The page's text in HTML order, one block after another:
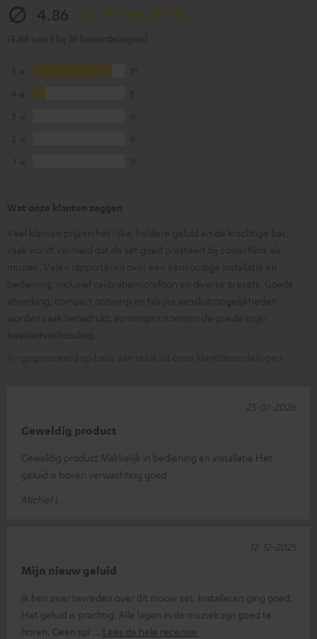
Geweldig product
Geweldig product Makkelijk in bediening en installatie Het
geluid is boven verwachting goed
Michiel L.
25-01-2026
Mijn nieuw geluid
Ik ben zeer tevreden over dit mooie set. Installeren ging goed.
Het geluid is prachtig. Alle lagen in de muziek zijn goed te
horen. Geen spi
Lees de hele recensie
12-12-2025